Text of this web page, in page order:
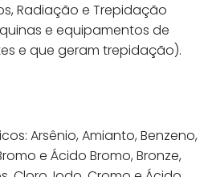
Radiação e Trepidação
e equipamentos de
e que geram trepidação).
Arsênio, Amianto, Benzeno,
e Ácido Bromo, Bronze,